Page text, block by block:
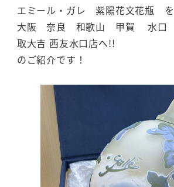
エミール・ガレ 紫陽花文花瓶
大阪 奈良 和歌山 甲賀 水口
取大吉 西友水口店へ!!
のご紹介です！